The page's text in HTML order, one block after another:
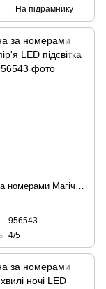
На підрамнику
956543
4/5